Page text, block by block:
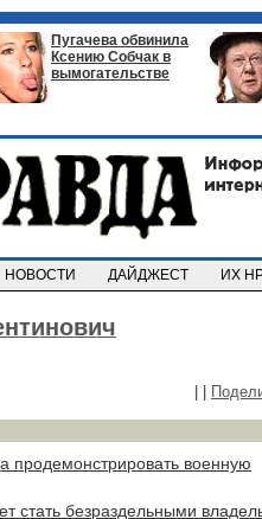
Пугачева обвинила
Ксению Собчак в
вымогательстве
НОВОСТИ ДАЙДЖЕСТ ИХ
продемонстрировать военную
стать безраздельными